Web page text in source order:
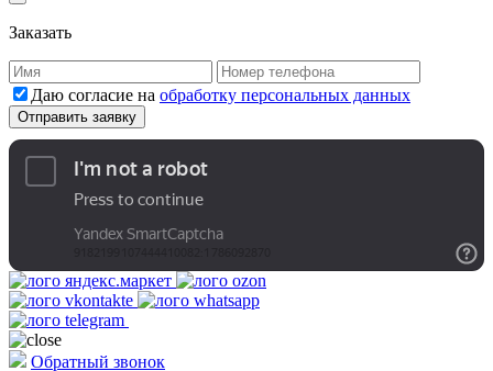
Заказать
Даю согласие на обработку персональных данных
Обратный звонок